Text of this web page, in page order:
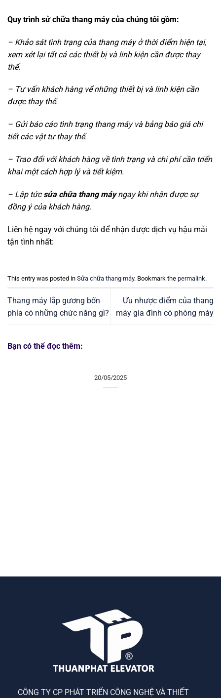
Quy trình sử chữa thang máy của chúng tôi gồm:
– Khảo sát tình trạng của thang máy ở thời điểm hiện tại,
xem xét lại tất cả các thiết bị và linh kiện cần được thay
thế.
– Tư vấn khách hàng vể những thiết bị và linh kiện cần
được thay thế.
– Gửi báo cáo tình trạng thang máy và bảng báo giá chi
tiết các vật tư thay thế.
– Trao đổi với khách hàng về tình trạng và chi phí cần triển
khai một cách hợp lý và tiết kiệm.
– Lập tứcsửa chữa thang máyngay khi nhận được sự
đồng ý của khách hàng.
Liên hệ ngay với chúng tôi để nhận được dịch vụ hậu mãi
tận tình nhất:
This entry was posted in Sửa chữa thang máy. Bookmark the permalink.
Thang máy lắp gương bốn
phía có những chức năng gì?
Ưu nhược điểm của thang
máy gia đình có phòng máy
Bạn có thể đọc thêm:
20/05/2025
CÔNG TY CP PHÁT TRIỂN CÔNG NGHỆ VÀ THIẾT